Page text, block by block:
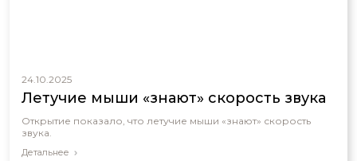
24.10.2025
Летучие мыши «знают» скорость звука
Открытие показало, что летучие мыши «знают» скорость
звука.
Детальнее